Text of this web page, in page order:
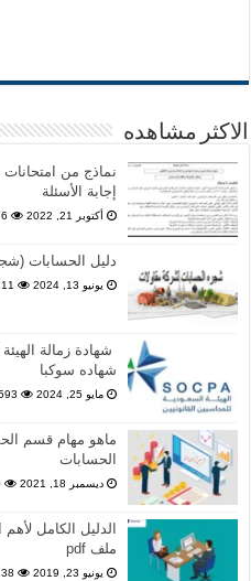
الاكثر مشاهده
نماذج من
إجابة الأسئلة
أكتوبر 21, 2022
دليل الحسابات
يونيو 13, 2024
شهادة زمالة
شهاده سوكبا
مايو 25, 2024
ماهو مهام قسم
الحسابات
ديسمبر 18, 2021
الدليل الكامل
ملف pdf
يونيو 23, 2019